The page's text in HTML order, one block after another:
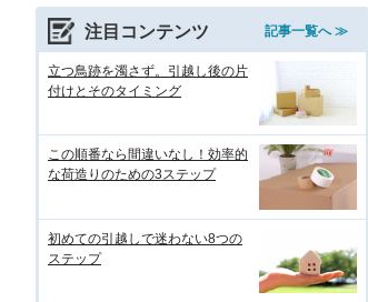
注目コンテンツ 記事一覧へ ≫
立つ鳥跡を濁さず。引越し後の片
付けとそのタイミング
この順番なら間違いなし！効率的
な荷造りのための3ステップ
初めての引越しで迷わない8つの
ステップ